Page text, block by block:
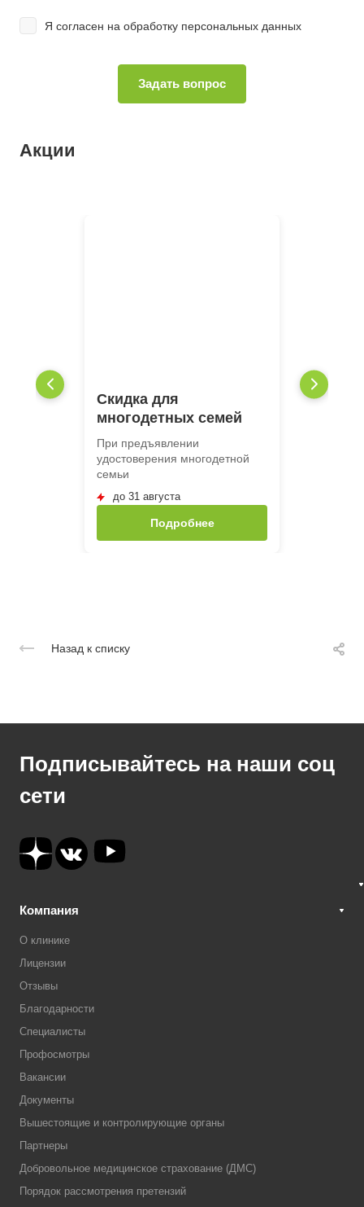
Я согласен на обработку персональных данных
Акции
Скидка для
многодетных семей
При предъявлении
удостоверения многодетной
семьи
до 31 августа
Подробнее
Назад к списку
Подписывайтесь на наши соц
сети
Компания
О клинике
Лицензии
Отзывы
Благодарности
Специалисты
Профосмотры
Вакансии
Документы
Вышестоящие и контролирующие органы
Партнеры
Добровольное медицинское страхование (ДМС)
Порядок рассмотрения претензий